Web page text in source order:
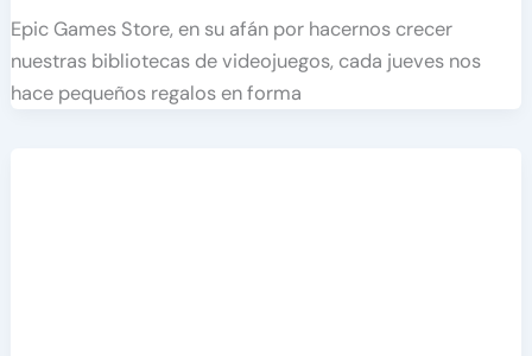
Epic Games Store, en su afán por hacernos crecer
nuestras bibliotecas de videojuegos, cada jueves nos
hace pequeños regalos en forma